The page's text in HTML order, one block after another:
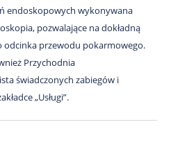
endoskopowych wykonywana
pozwalające na dokładną
odcinka przewodu pokarmowego.
Przychodnia
świadczonych zabiegów i
„Usługi”.